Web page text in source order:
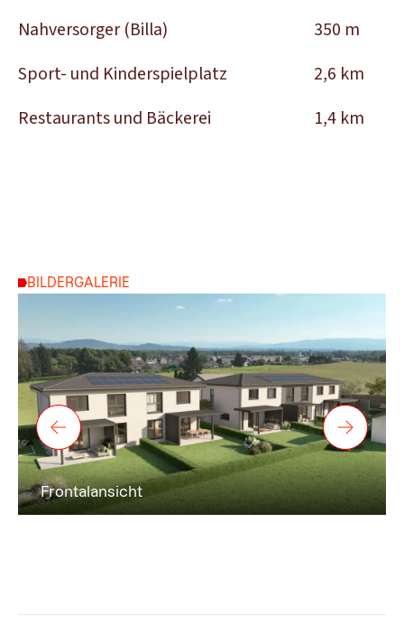
Nahversorger (Billa)
350 m
Sport- und Kinderspielplatz
2,6 km
Restaurants und Bäckerei
1,4 km
BILDERGALERIE
Frontalansicht